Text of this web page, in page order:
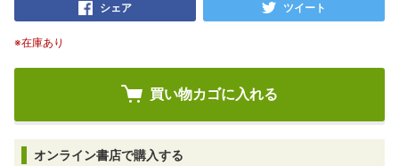
シェア ツイート
※在庫あり
オンライン書店で購入する